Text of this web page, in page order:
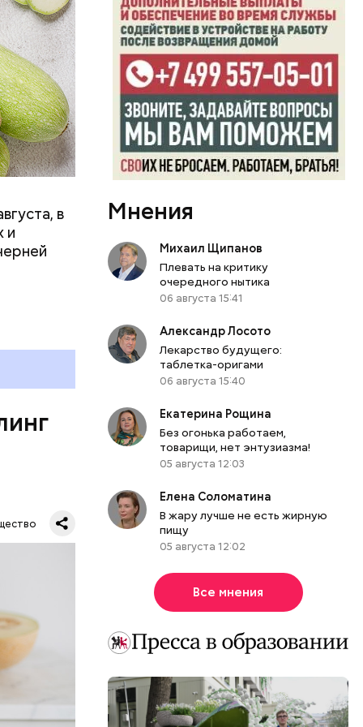
в
и
у
Мнения
Михаил Щипанов
Плевать на критику
очередного нытика
06 августа 15:41
Александр Лосото
Лекарство будущего:
таблетка-оригами
06 августа 15:40
Екатерина Рощина
Без огонька работаем,
товарищи, нет энтузиазма!
05 августа 12:03
Елена Соломатина
В жару лучше не есть жирную
пищу
05 августа 12:02
Все мнения